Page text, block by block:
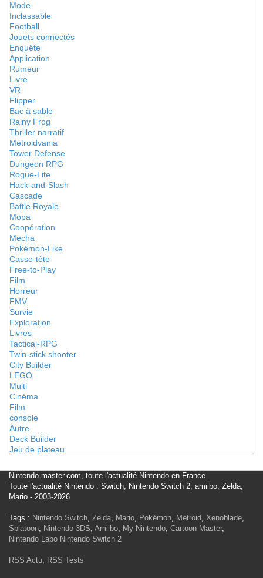
Mode
Inclassable
Football
Jouets connectés
Enquête
Application
Rumeur
Livre
VR
Flipper
Bac à sable
Rainy Frog
Thriller narratif
Metroidvania
Tower Defense
Dungeon RPG
Rogue-Lite
Hack-and-Slash
Cascade
Battle Royale
Moba
Coopération
Mecha
Pokémon-Like
Casse-tête
Free-to-Play
Film
Horreur
FMV
Survie
Exploration
Livres
Tactical-RPG
Twin-stick shooter
City Builder
LEGO
Multi
Cinéma
Film
console
Autre
Deck Builder
Jeu de plateau
Nintendo-master.com, toute l'actualité Nintendo en France
Toute l'actualité Nintendo : Switch, Nintendo Switch 2, amiibo, Zelda,
Mario - 2003-2026
Tags : Nintendo Switch, Zelda, Mario, Pokémon, Metroid, Xenoblade,
Splatoon, Nintendo 3DS, Amiibo, My Nintendo, Cartoon Master,
Nintendo Labo Nintendo Switch 2
RSS Actu, RSS Tests